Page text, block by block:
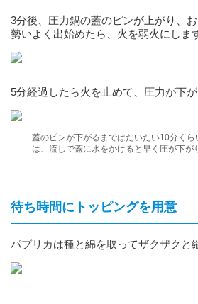
3分後、圧力鍋の蓋のピンが上がり、
勢いよく出始めたら、火を弱火にしま
5分経過したら火を止めて、圧力が下
蓋のピンが下がるまではだいたい10分くら
は、流しで蓋に水をかけると早く圧が下が
待ち時間にトッピングを用意
パプリカは種と綿を取ってザクザクと